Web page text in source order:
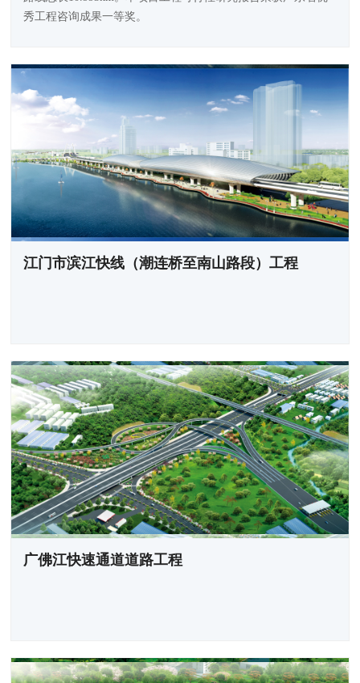
秀工程咨询成果一等奖。
江门市滨江快线（潮连桥至南山路段）工程
广佛江快速通道道路工程